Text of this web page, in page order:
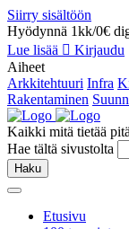
Siirry sisältöön
Hyödynnä 1kk/0€
Lue lisää
Kirjaudu
Aiheet
Arkkitehtuuri Infra
Rakentaminen
Kaikki mitä tietää
Hae tältä sivustolta
Haku
Etusivu